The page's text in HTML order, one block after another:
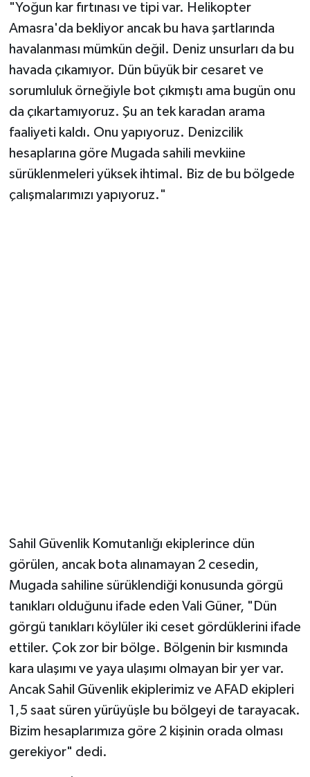
"Yoğun kar fırtınası ve tipi var. Helikopter
Amasra'da bekliyor ancak bu hava şartlarında
havalanması mümkün değil. Deniz unsurları da bu
havada çıkamıyor. Dün büyük bir cesaret ve
sorumluluk örneğiyle bot çıkmıştı ama bugün onu
da çıkartamıyoruz. Şu an tek karadan arama
faaliyeti kaldı. Onu yapıyoruz. Denizcilik
hesaplarına göre Mugada sahili mevkiine
sürüklenmeleri yüksek ihtimal. Biz de bu bölgede
çalışmalarımızı yapıyoruz."
Sahil Güvenlik Komutanlığı ekiplerince dün
görülen, ancak bota alınamayan 2 cesedin,
Mugada sahiline sürüklendiği konusunda görgü
tanıkları olduğunu ifade eden Vali Güner, "Dün
görgü tanıkları köylüler iki ceset gördüklerini ifade
ettiler. Çok zor bir bölge. Bölgenin bir kısmında
kara ulaşımı ve yaya ulaşımı olmayan bir yer var.
Ancak Sahil Güvenlik ekiplerimiz ve AFAD ekipleri
1,5 saat süren yürüyüşle bu bölgeyi de tarayacak.
Bizim hesaplarımıza göre 2 kişinin orada olması
gerekiyor" dedi.